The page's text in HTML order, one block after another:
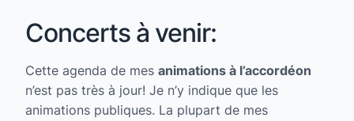
Concerts à venir:
Cette agenda de mes animations à l’accordéon
n’est pas très à jour! Je n’y indique que les
animations publiques. La plupart de mes